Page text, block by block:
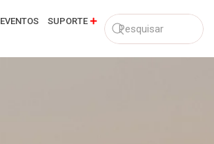
EVENTOS SUPORTE